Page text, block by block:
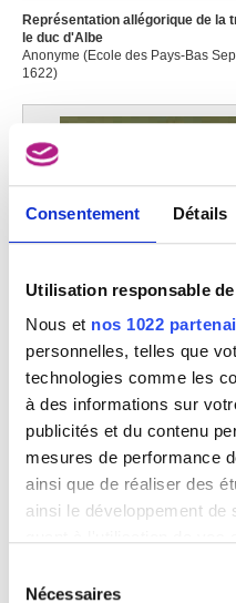
Consentement Détails
Utilisation responsable
Nous et nos 1022
personnelles, telles que
technologies comme les
à des informations sur
publicités et du contenu
mesures de performance
ainsi que de réaliser des
ainsi le développement
tout moment en consultant
Nécessaires
Représentation allégorique de la
le duc d'Albe
Anonyme (Ecole des Pays-Bas
1622)
Rixe de mendiants
M.D. Hout